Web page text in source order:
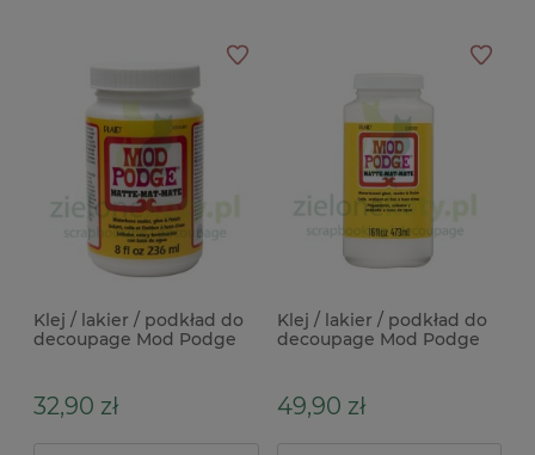
Klej / lakier / podkład do
decoupage Mod Podge
32,90 zł
Klej / lakier / podkład do
decoupage Mod Podge
49,90 zł